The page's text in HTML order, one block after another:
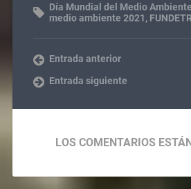
Día Mundial del Medio Ambiente
medio ambiente 2021,
Entrada anterior
Entrada siguiente
LOS COMENTARIOS